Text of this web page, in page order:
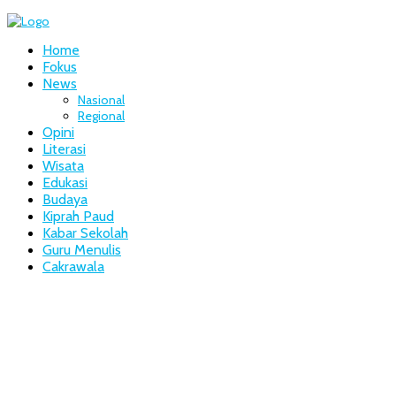
Home
Fokus
News
Nasional
Regional
Opini
Literasi
Wisata
Edukasi
Budaya
Kiprah Paud
Kabar Sekolah
Guru Menulis
Cakrawala